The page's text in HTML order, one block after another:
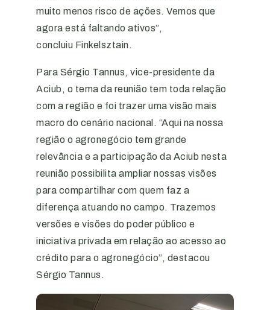
muito menos risco de ações. Vemos que
agora está faltando ativos”,
concluiu Finkelsztain.
Para Sérgio Tannus, vice-presidente da
Aciub, o tema da reunião tem toda relação
com a região e foi trazer uma visão mais
macro do cenário nacional. “Aqui na nossa
região o agronegócio tem grande
relevância e a participação da Aciub nesta
reunião possibilita ampliar nossas visões
para compartilhar com quem faz a
diferença atuando no campo. Trazemos
versões e visões do poder público e
iniciativa privada em relação ao acesso ao
crédito para o agronegócio”, destacou
Sérgio Tannus.